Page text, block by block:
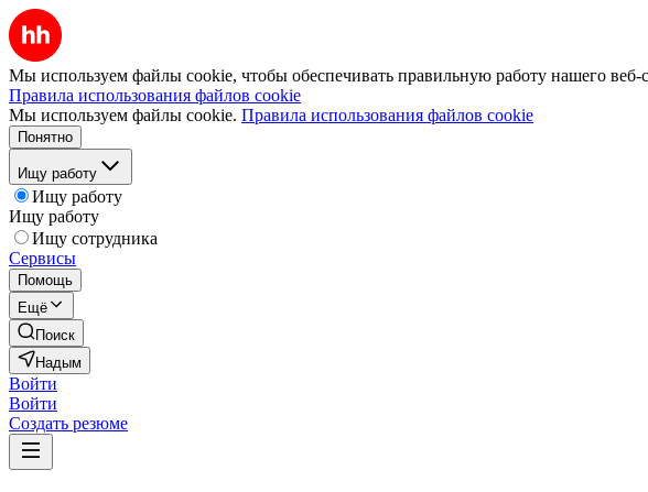
Мы используем файлы cookie, чтобы обеспечивать правильную работу нашего веб-
Правила использования файлов cookie
Мы используем файлы cookie. Правила использования файлов cookie
Понятно
Ищу работу
Ищу работу
Ищу работу
Ищу сотрудника
Сервисы
Помощь
Ещё
Поиск
Надым
Войти
Войти
Создать резюме